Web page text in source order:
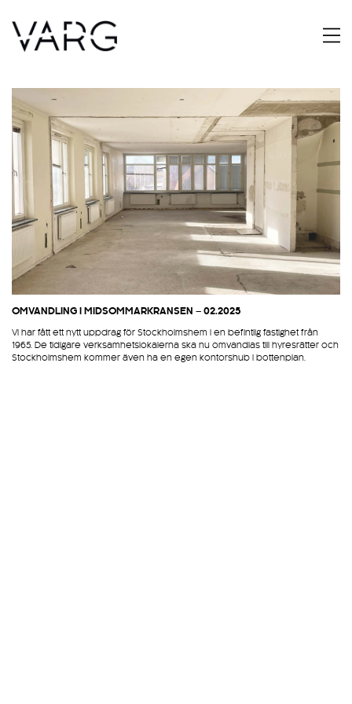
OMVANDLING I MIDSOMMARKRANSEN – 02.2025
Vi har fått ett nytt uppdrag för Stockholmshem i en befintlig fastighet från
1965. De tidigare verksamhetslokalerna ska nu omvandlas till hyresrätter och
Stockholmshem kommer även ha en egen kontorshub i bottenplan.